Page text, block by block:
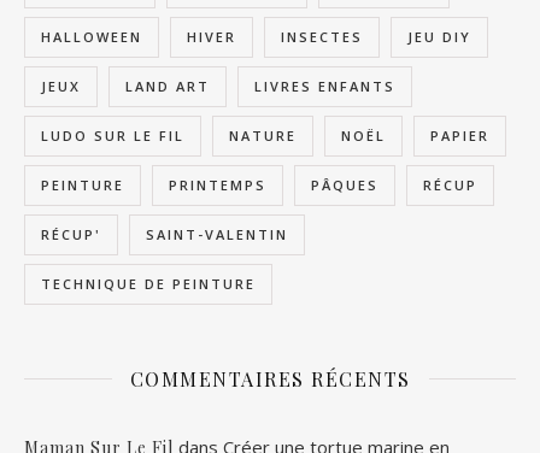
HALLOWEEN HIVER INSECTES JEU DIY
JEUX LAND ART LIVRES ENFANTS
LUDO SUR LE FIL NATURE NOËL PAPIER
PEINTURE PRINTEMPS PÂQUES RÉCUP
RÉCUP' SAINT-VALENTIN
TECHNIQUE DE PEINTURE
COMMENTAIRES RÉCENTS
Maman Sur Le Fil dans Créer une tortue marine en